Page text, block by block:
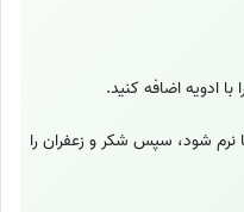
ادویه اضافه کنید.
نرم شود، سپس شکر و زعفران را